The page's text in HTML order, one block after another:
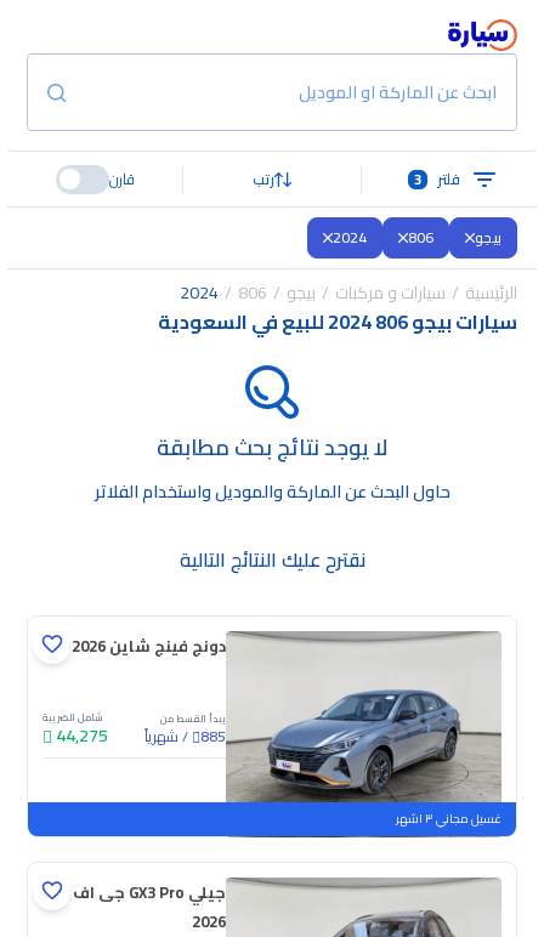
ابحث عن الماركة او الموديل
فلتر 3 رتب قارن
بيجو 806
2024
الرئيسية سيارات و مركبات بيجو 806
2024
سيارات بيجو 806 2024 للبيع في السعودية
لا يوجد نتائج بحث مطابقة
حاول البحث عن الماركة والموديل واستخدام الفلاتر
نقترح عليك النتائج التالية
دونج فينج شاين E1 2026
يبدأ القسط من
885
/شهرياً
شامل الضريبة
44,275
جديدة
غسيل مجاني ٣ اشهر
جيلي GX3 Pro جى اف
2026